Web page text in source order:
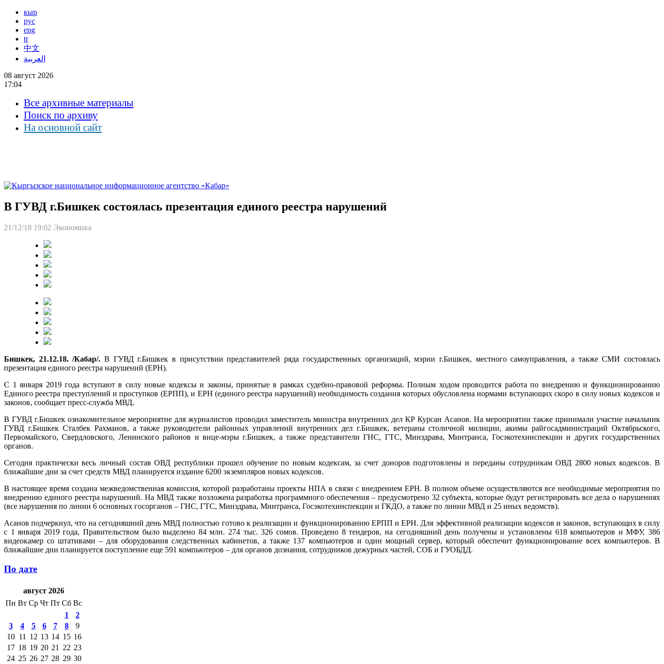
кыр
рус
eng
tr
中文
العربية
08 август 2026
17:04
Все архивные материалы
Поиск по архиву
На основной сайт
В ГУВД г.Бишкек состоялась презентация единого реестра нарушений
21/12/18 19:02 Экономика
Бишкек, 21.12.18. /Кабар/.В ГУВД г.Бишкек в присутствии представителей ряда государственных организаций, мэрии г.Бишкек, местного самоуправления, а также СМИ состоялась
презентация единого реестра нарушений (ЕРН).
С 1 января 2019 года вступают в силу новые кодексы и законы, принятые в рамках судебно-правовой реформы. Полным ходом проводится работа по внедрению и функционированию
Единого реестра преступлений и проступков (ЕРПП), и ЕРН (единого реестра нарушений) необходимость создания которых обусловлена нормами вступающих скоро в силу новых кодексов и
законов, сообщает пресс-служба МВД.
В ГУВД г.Бишкек ознакомительное мероприятие для журналистов проводил заместитель министра внутренних дел КР Курсан Асанов. На мероприятии также принимали участие начальник
ГУВД г.Бишкек Сталбек Рахманов, а также руководители районных управлений внутренних дел г.Бишкек, ветераны столичной милиции, акимы райгосадминистраций Октябрьского,
Первомайского, Свердловского, Ленинского районов и вице-мэры г.Бишкек, а также представители ГНС, ГТС, Минздрава, Минтранса, Госэкотехинспекции и других государственных
органов.
Сегодня практически весь личный состав ОВД республики прошел обучение по новым кодексам, за счет доноров подготовлены и переданы сотрудникам ОВД 2800 новых кодексов. В
ближайшие дни за счет средств МВД планируется издание 6200 экземпляров новых кодексов.
В настоящее время создана межведомственная комиссия, которой разработаны проекты НПА в связи с внедрением ЕРН. В полном объеме осуществляются все необходимые мероприятия по
внедрению единого реестра нарушений. На МВД также возложена разработка программного обеспечения – предусмотрено 32 субъекта, которые будут регистрировать все дела о нарушениях
(все нарушения по линии 6 основных госорганов – ГНС, ГТС, Минздрава, Минтранса, Госэкотехинспекции и ГКДО, а также по линии МВД и 25 иных ведомств).
Асанов подчеркнул, что на сегодняшний день МВД полностью готово к реализации и функционированию ЕРПП и ЕРН. Для эффективной реализации кодексов и законов, вступающих в силу
с 1 января 2019 года, Правительством было выделено 84 млн. 274 тыс. 326 сомов. Проведено 8 тендеров, на сегодняшний день получены и установлены 618 компьютеров и МФУ, 386
видеокамер со штативами – для оборудования следственных кабинетов, а также 137 компьютеров и один мощный сервер, который обеспечит функционирование всех компьютеров. В
ближайшие дни планируется поступление еще 591 компьютеров – для органов дознания, сотрудников дежурных частей, СОБ и ГУОБДД.
По дате
август 2026
Пн Вт Ср Чт Пт Сб Вс
1
2
3
4 5 6 7 8
9
10 11 12 13 14 15 16
17 18 19 20 21 22 23
24 25 26 27 28 29 30